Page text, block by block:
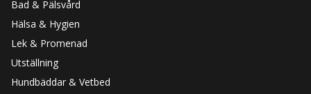
Bad & Pälsvård
Hälsa & Hygien
Lek & Promenad
Utställning
Hundbäddar & Vetbed